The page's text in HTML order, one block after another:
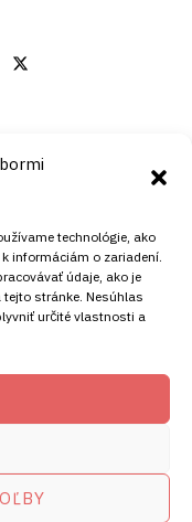
technológie, ako
informáciám o zariadení.
údaje, ako je
stránke. Nesúhlas
určité vlastnosti a
amikostb.sk